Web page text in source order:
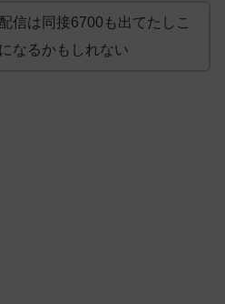
信は同接6700も出てたしこ
なるかもしれない